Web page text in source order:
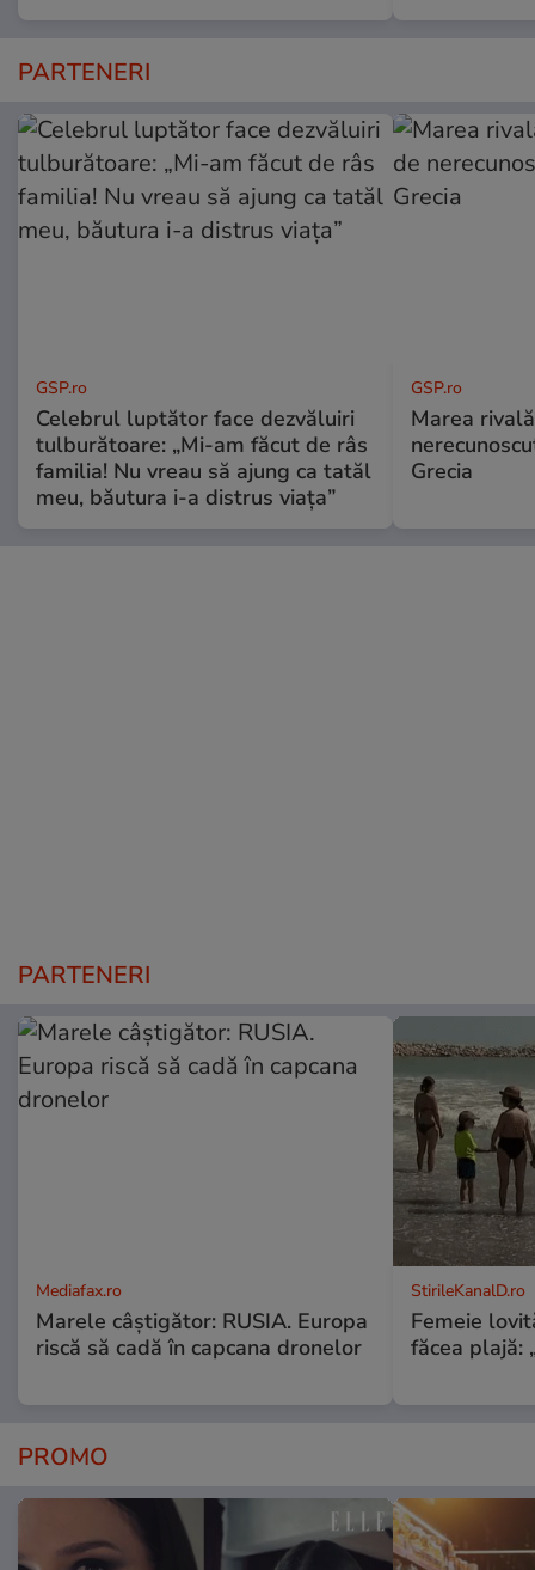
PARTENERI
GSP.ro
Celebrul luptător face dezvăluiri
tulburătoare: „Mi-am făcut de râs
familia! Nu vreau să ajung ca tatăl
meu, băutura i-a distrus viața”
GSP.ro
Marea
Grecia
PARTENERI
Mediafax.ro
Marele câștigător: RUSIA. Europa
riscă să cadă în capcana dronelor
StirileKanalD.ro
Femeie
făcea plajă:
PROMO